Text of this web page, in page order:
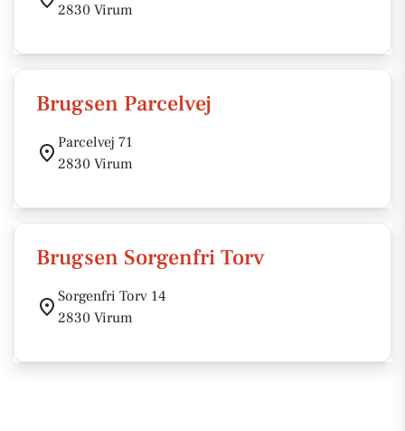
2830 Virum
Brugsen Parcelvej
Parcelvej 71
2830 Virum
Brugsen Sorgenfri Torv
Sorgenfri Torv 14
2830 Virum